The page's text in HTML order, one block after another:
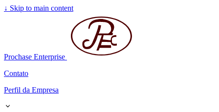
↓ Skip to main content
Prochase Enterprise
Contato
Perfil da Empresa